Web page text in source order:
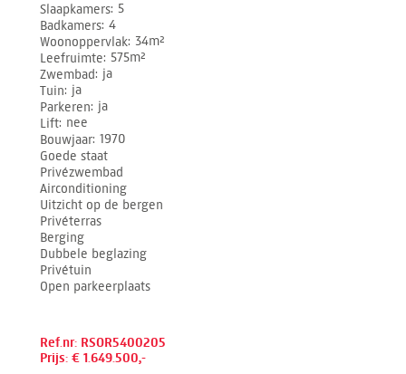
Slaapkamers 5
Badkamers 4
Woonoppervlak 34m²
Leefruimte 575m²
Zwembad ja
Tuin ja
Parkeren ja
Lift nee
Bouwjaar 1970
Goede staat
Privézwembad
Airconditioning
Uitzicht op de bergen
Privéterras
Berging
Dubbele beglazing
Privétuin
Open parkeerplaats
Ref.nr: RSOR5400205
Prijs: € 1.649.500,-